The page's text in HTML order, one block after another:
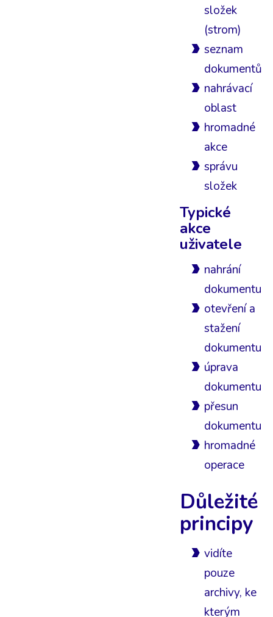
složek
(strom)
seznam
dokumentů
nahrávací
oblast
hromadné
akce
správu
složek
Typické
akce
uživatele
nahrání
dokumentu
otevření a
stažení
dokumentu
úprava
dokumentu
přesun
dokumentu
hromadné
operace
Důležité
principy
vidíte
pouze
archivy, ke
kterým